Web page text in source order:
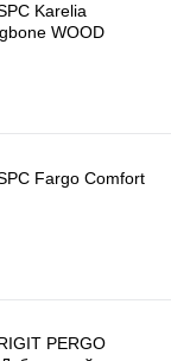
Karelia
WOOD
Fargo Comfort
PERGO